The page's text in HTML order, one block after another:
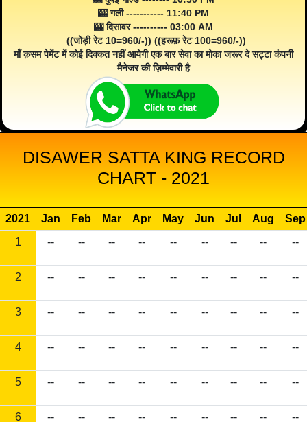
🎰 गली ----------- 11:40 PM
🎰 दिसावर ---------- 03:00 AM
((जोड़ी रेट 10=960/-)) ((हरूफ़ रेट 100=960/-))
माँ क़सम पेमेंट में कोई दिक्कत नहीं आयेगी एक बार सेवा का मोका जरूर दे सट्टा कंपनी
मैनेजर की ज़िम्मेवारी है
DISAWER SATTA KING RECORD
CHART - 2021
2021 Jan Feb Mar Apr May Jun Jul Aug
Sep
1
-- -- -- -- -- -- -- -- --
2 -- -- -- -- -- -- -- -- --
3 -- -- -- -- -- -- -- -- --
4 -- -- -- -- -- -- -- -- --
5 -- -- -- -- -- -- -- -- --
6 -- -- -- -- -- -- -- -- --